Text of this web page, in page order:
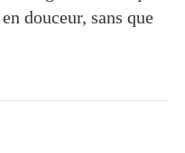
douceur, sans que